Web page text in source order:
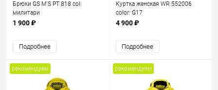
Брюки GS M`S PT 818 col:
милитари
1 900 ₽
Подробнее
Куртка женская WR 552006
color: G17
4 900 ₽
Подробнее
рекомендуем рекомендуем